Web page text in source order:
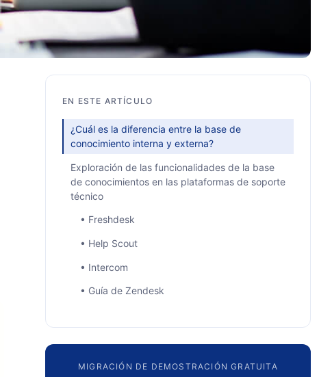
EN ESTE ARTÍCULO
¿Cuál es la diferencia entre la base de
conocimiento interna y externa?
Exploración de las funcionalidades de la base
de conocimientos en las plataformas de soporte
técnico
• Freshdesk
• Help Scout
• Intercom
• Guía de Zendesk
• ServiceNow
MIGRACIÓN DE DEMOSTRACIÓN GRATUITA